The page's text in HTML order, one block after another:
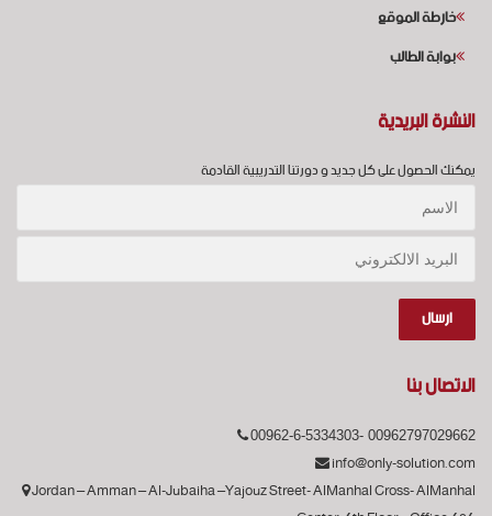
خارطة الموقع
بوابة الطالب
النشرة البريدية
يمكنك الحصول على كل جديد و دورتنا التدريبية القادمة
الاتصال بنا
00962-6-5334303- 00962797029662
info@only-solution.com
Jordan – Amman – Al-Jubaiha –Yajouz Street- AlManhal Cross- AlManhal